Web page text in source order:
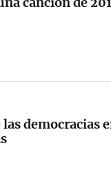
democracias